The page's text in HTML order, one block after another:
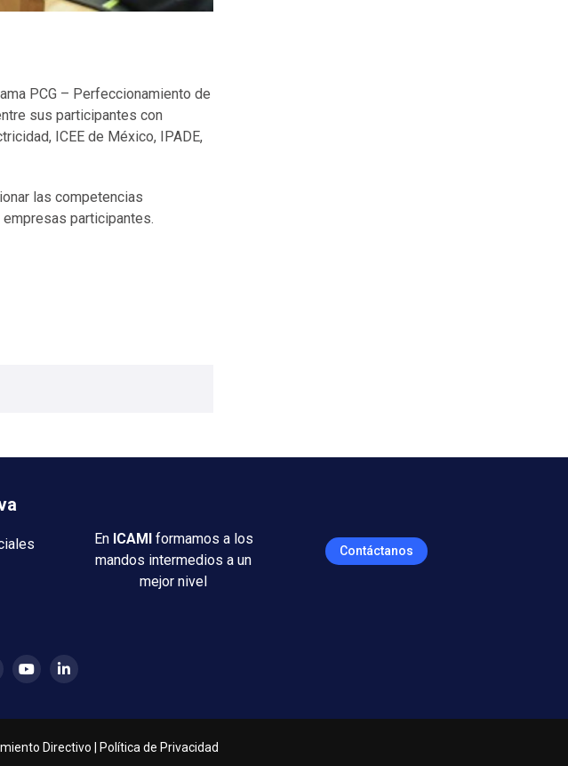
PCG – Perfeccionamiento de
sus participantes con
ICEE de México, IPADE,
las competencias
participantes.
En ICAMI formamos a los
mandos intermedios a un
mejor nivel
Contáctanos
Directivo | Política de Privacidad